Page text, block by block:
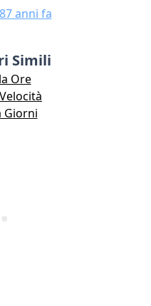
87 anni fa
Simili
Ore
Giorni